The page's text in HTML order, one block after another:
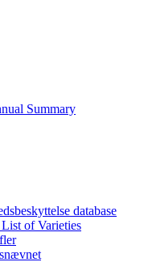
Summary
database
of Varieties